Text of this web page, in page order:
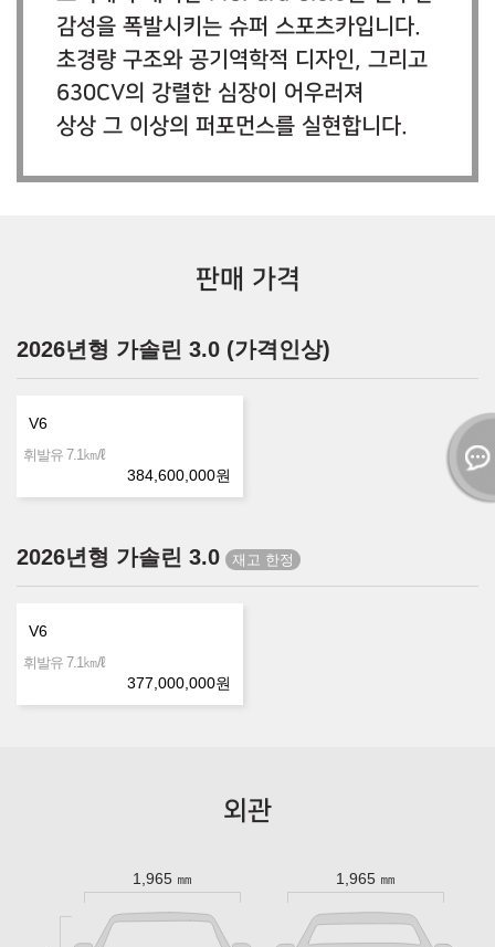
감성을 폭발시키는 슈퍼 스포츠카입니다.
초경량 구조와 공기역학적 디자인, 그리고
630CV의 강렬한 심장이 어우러져
상상 그 이상의 퍼포먼스를 실현합니다.
판매 가격
2026년형 가솔린 3.0 (가격인상)
V6
휘발유 7.1㎞/ℓ
384,600,000원
2026년형 가솔린 3.0
V6
휘발유 7.1 ㎞/ℓ
377,000,000원
외관
1,965 ㎜ 1,965 ㎜